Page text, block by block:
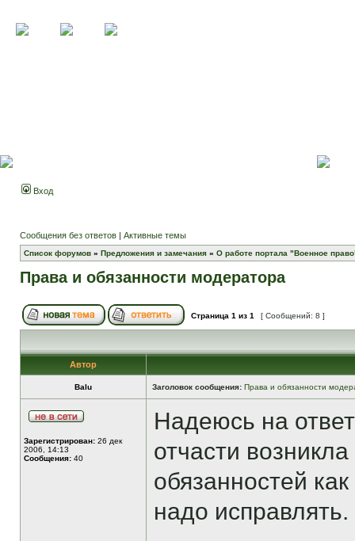
Вход
Сообщения без ответов | Активные темы
Список форумов » Предложения и замечания » О работе портала "Военное
Права и обязанности модератора
Страница 1 из 1 [ Сообщений: 8 ]
Автор
Balu Заголовок сообщения: Права и обязанности
Зарегистрирован: 26 дек
2006, 14:13
Сообщения: 40
Надеюсь на
отчасти
обязанностей
надо исправлять.